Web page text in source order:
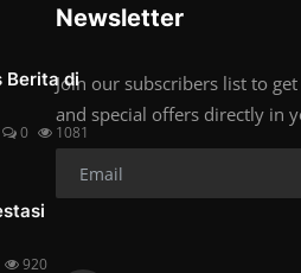
Berita di
0 1081
920
Newsletter
Join our subscribers list to
and special offers directly in